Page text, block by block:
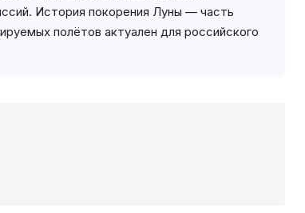
История покорения Луны — часть
полётов актуален для российского